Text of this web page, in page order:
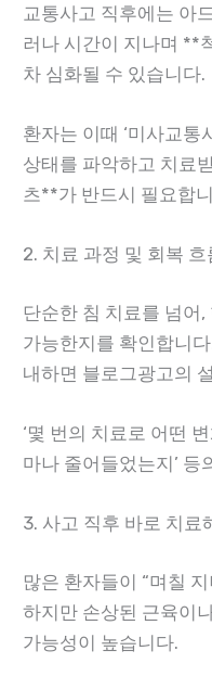
교통사고 직후에는 아
러나 시간이 지나며 **
차 심화될 수 있습니다.
환자는 이때 ‘미사교통
상태를 파악하고 치료
츠**가 반드시 필요합
2. 치료 과정 및 회복 흐
단순한 침 치료를 넘어
가능한지를 확인합니
내하면 블로그광고의
‘몇 번의 치료로 어떤
마나 줄어들었는지’
3. 사고 직후 바로 치료
많은 환자들이 “며칠
하지만 손상된 근육이
가능성이 높습니다.